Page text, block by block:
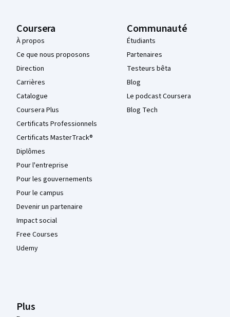
Coursera
À propos
Ce que nous proposons
Direction
Carrières
Catalogue
Coursera Plus
Certificats Professionnels
Certificats MasterTrack®
Diplômes
Pour l'entreprise
Pour les gouvernements
Pour le campus
Devenir un partenaire
Impact social
Free Courses
Udemy
Communauté
Étudiants
Partenaires
Testeurs bêta
Blog
Le podcast Coursera
Blog Tech
Plus